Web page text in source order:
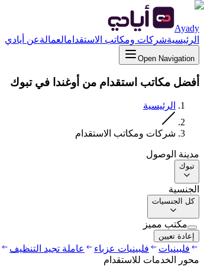
Ayady
الرئيسيةشركات ومكاتب الاستقدامالعمالةعن أيادي
Open Navigation
أفضل مكاتب استقدام من أوغندا في تبوك
الرئيسية
شركات ومكاتب الاستقدام
مدينة الوصول
تبوك
الجنسية
كل الجنسيات
مكتب مميز
إعادة تعيين
فلبينيات فلبينيات عزباء عاملة تجيد التنظيف
محور الخدمات للاستقدام